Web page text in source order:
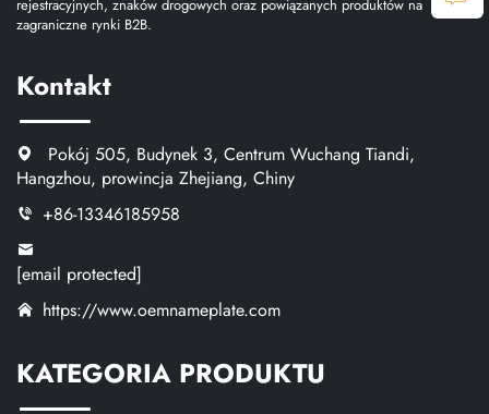
rejestracyjnych, znaków drogowych oraz powiązanych produktów na
zagraniczne rynki B2B.
Kontakt
Pokój 505, Budynek 3, Centrum Wuchang Tiandi,
Hangzhou, prowincja Zhejiang, Chiny
+86-13346185958
[email protected]
https://www.oemnameplate.com
KATEGORIA PRODUKTU